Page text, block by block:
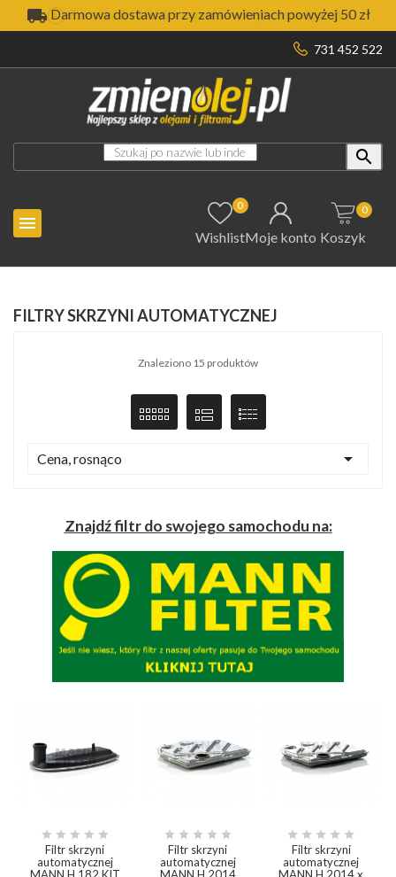
 Darmowa dostawa przy zamówieniach powyżej 50 zł
731 452 522


0
WishlistMoje konto Koszyk
0
FILTRY SKRZYNI AUTOMATYCZNEJ
Znaleziono 15 produktów
Cena, rosnąco 
Znajdź filtr do swojego samochodu na:
    
Filtr skrzyni
automatycznej
MANN H 182 KIT
    
Filtr skrzyni
automatycznej
MANN H 2014
    
Filtr skrzyni
automatycznej
MANN H 2014 x